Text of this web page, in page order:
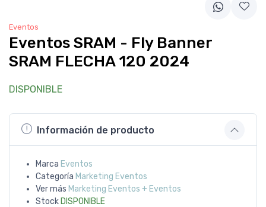
Eventos
Eventos SRAM - Fly Banner
SRAM FLECHA 120 2024
DISPONIBLE
Información de producto
Marca Eventos
Categoría Marketing Eventos
Ver más Marketing Eventos + Eventos
Stock DISPONIBLE